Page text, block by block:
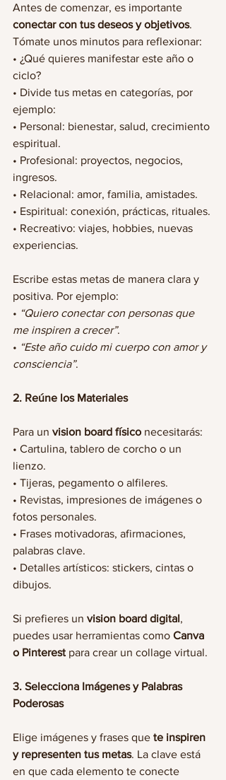
Antes de comenzar, es importante
conectar con tus deseos y objetivos.
Tómate unos minutos para reflexionar:
• ¿Qué quieres manifestar este año o
ciclo?
• Divide tus metas en categorías, por
ejemplo:
• Personal: bienestar, salud, crecimiento
espiritual.
• Profesional: proyectos, negocios,
ingresos.
• Relacional: amor, familia, amistades.
• Espiritual: conexión, prácticas, rituales.
• Recreativo: viajes, hobbies, nuevas
experiencias.
Escribe estas metas de manera clara y
positiva. Por ejemplo:
• “Quiero conectar con personas que
me inspiren a crecer”.
• “Este año cuido mi cuerpo con amor y
consciencia”.
2. Reúne los Materiales
Para un vision board físico necesitarás:
• Cartulina, tablero de corcho o un
lienzo.
• Tijeras, pegamento o alfileres.
• Revistas, impresiones de imágenes o
fotos personales.
• Frases motivadoras, afirmaciones,
palabras clave.
• Detalles artísticos: stickers, cintas o
dibujos.
Si prefieres un vision board digital,
puedes usar herramientas como Canva
o Pinterest para crear un collage virtual.
3. Selecciona Imágenes y Palabras
Poderosas
Elige imágenes y frases que te inspiren
y representen tus metas. La clave está
en que cada elemento te conecte